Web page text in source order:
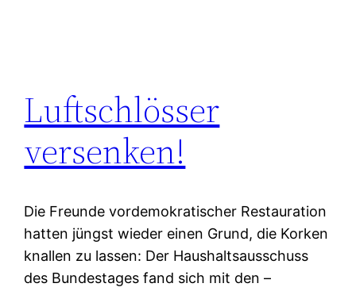
Luftschlösser
versenken!
Die Freunde vordemokratischer Restauration
hatten jüngst wieder einen Grund, die Korken
knallen zu lassen: Der Haushaltsausschuss
des Bundestages fand sich mit den –